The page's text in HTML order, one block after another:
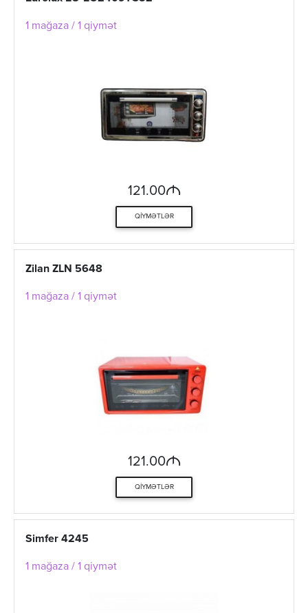
1 mağaza / 1 qiymət
121.00M
QIYMƏTLƏR
Zilan ZLN 5648
1 mağaza / 1 qiymət
121.00M
QIYMƏTLƏR
Simfer 4245
1 mağaza / 1 qiymət